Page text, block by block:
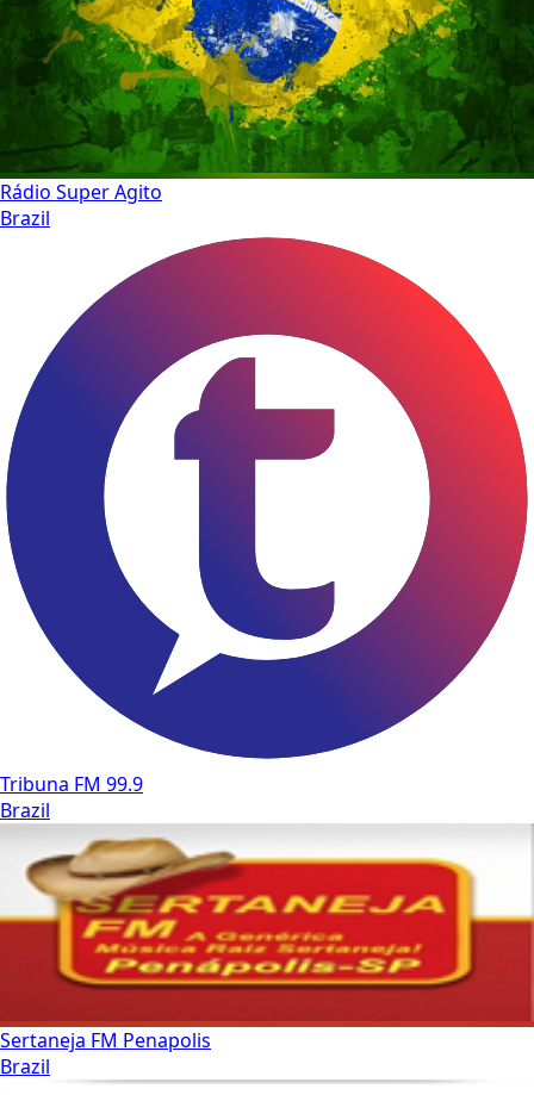
Rádio Super Agito
Brazil
Tribuna FM 99.9
Brazil
Sertaneja FM Penapolis
Brazil